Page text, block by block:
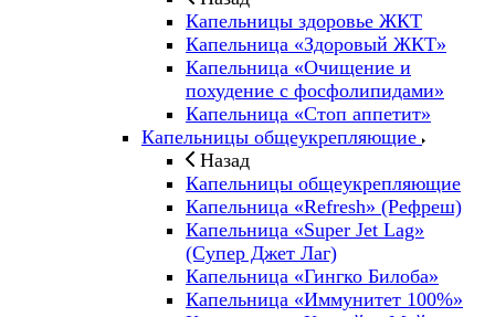
Капельницы здоровье ЖКТ
Капельница «Здоровый ЖКТ»
Капельница «Очищение и
похудение с фосфолипидами»
Капельница «Стоп аппетит»
Капельницы общеукрепляющие
Назад
Капельницы общеукрепляющие
Капельница «Refresh» (Рефреш)
Капельница «Super Jet Lag»
(Супер Джет Лаг)
Капельница «Гингко Билоба»
Капельница «Иммунитет 100%»